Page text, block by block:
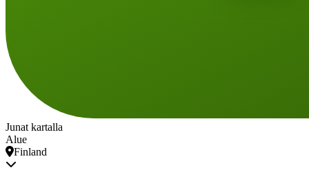
Junat kartalla
Alue
Finland